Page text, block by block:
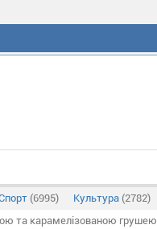
(6995) Культура (2782)
та карамелізованою грушею